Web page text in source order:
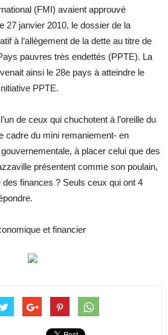
(FMI) avaient approuvé
27 janvier 2010, le dossier de la
à l’allègement de la dette au titre de
pauvres très endettés (PPTE). La
ainsi le 28e pays à atteindre le
PPTE.
de ceux qui chuchotent à l’oreille du
cadre du mini remaniement- en
gouvernementale, à placer celui que des
présentent comme son poulain,
finances ? Seuls ceux qui ont 4
et financier